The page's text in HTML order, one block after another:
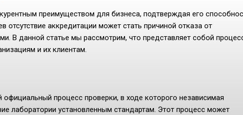
преимуществом для бизнеса, подтверждая его
отсутствие аккредитации может стать причиной отказа от
В данной статье мы рассмотрим, что представляет собой
и их клиентам.
процесс проверки, в ходе которого независимая
лаборатории установленным стандартам. Этот процесс может